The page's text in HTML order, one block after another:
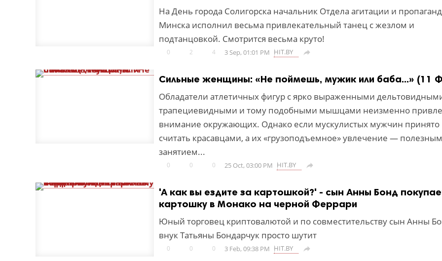
На День города Солигорска начальник Отдела агитации и
Минска исполнил весьма привлекательный танец с жезлом и
подтанцовкой. Смотрится весьма круто!
0 2 4 3 Sep, 01:01 PM HIT.BY 
Сильные женщины: «Не поймешь, мужик или баба...» (11
Обладатели атлетичных фигур с ярко выраженными
трапециевидными и тому подобными мышцами неизменно
внимание окружающих. Однако если мускулистых мужчин принято
считать красавцами, а их «грузоподъемное» увлечение — полезным
занятием...
0 0 0 25 Oct, 03:00 PM HIT.BY 
'А как вы ездите за картошкой?' - сын Анны Бонд
картошку в Монако на черной Феррари
Юный торговец криптовалютой и по совместительству сын Анны
внук Татьяны Бондарчук просто шутит
0 0 0 3 Feb, 09:38 PM HIT.BY 